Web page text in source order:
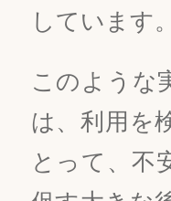
しています。
このような
は、利用を
とって、不